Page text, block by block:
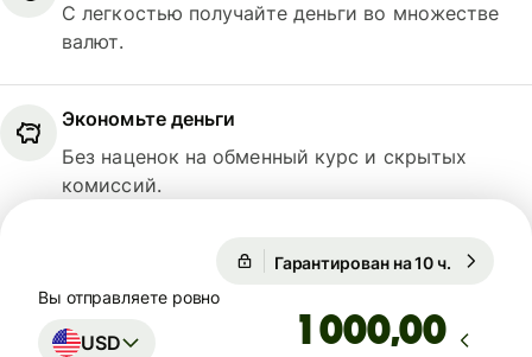
С легкостью получайте деньги во множестве
валют.
Экономьте деньги
Без наценок на обменный курс и скрытых
комиссий.
Гарантирован на 10 ч.
Вы отправляете ровно
USD ,00